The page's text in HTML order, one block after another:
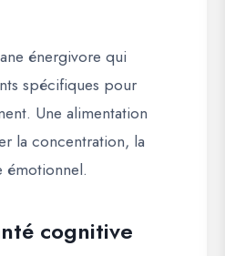
énergivore qui
spécifiques pour
Une alimentation
la concentration, la
émotionnel.
cognitive